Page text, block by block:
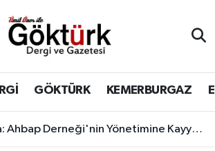
GÖKTÜRK KEMERBURGAZ
Derneği'nin Yönetimine Kayyum Atandı
Hava Durumu
Trafik Yoğunluk Haritası
Durumu ve Fikstür